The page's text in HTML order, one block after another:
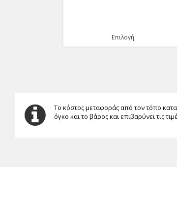
Επιλογή
Το κόστος μεταφοράς από τον τόπο
όγκο και το βάρος και επιβαρύνει τις